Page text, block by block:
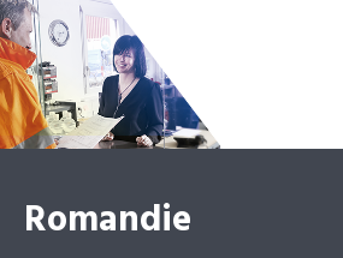
Romandie